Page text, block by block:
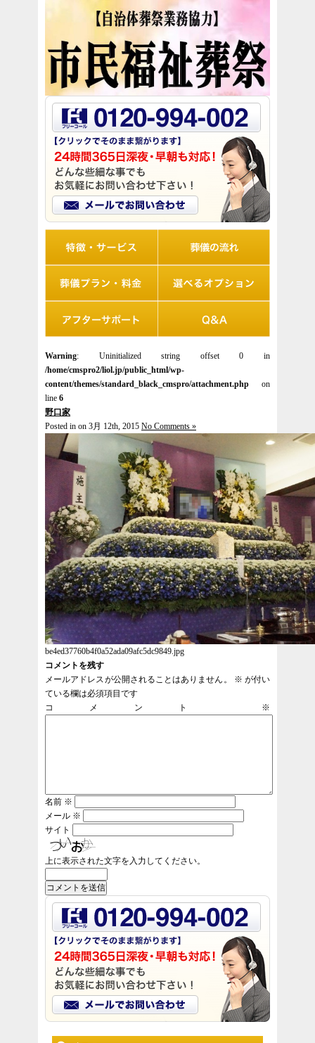
Warning: Uninitialized string offset 0 in
/home/cmspro2/liol.jp/public_html/wp-
content/themes/standard_black_cmspro/attachment.php on
line 6
野口家
Posted in on 3月 12th, 2015 No Comments »
be4ed37760b4f0a52ada09afc5dc9849.jpg
コメントを残す
メールアドレスが公開されることはありません。
※ が付い
ている欄は必須項目です
コメント ※
名前 ※
メール ※
サイト
上に表示された文字を入力してください。